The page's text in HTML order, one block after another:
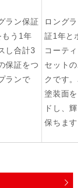
ラン保証
もう1年
し合計3
保証をつ
ランで
ロング
証1年と
コーテ
セット
クです
塗装面
ドし、
保ちま